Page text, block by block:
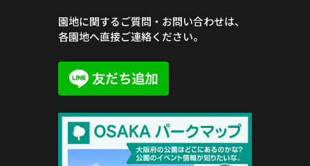
園地に関するご質問・お問い合わせは、
各園地へ直接ご連絡ください。